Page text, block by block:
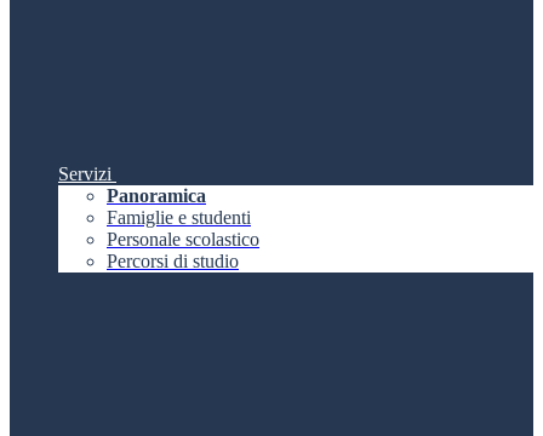
Servizi
Panoramica
Famiglie e studenti
Personale scolastico
Percorsi di studio